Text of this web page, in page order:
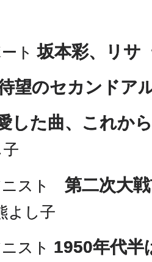
ト坂本彩、リサ
望のセカンドア
した曲、これか
スト 第二次大
よし子
スト 1950年代半